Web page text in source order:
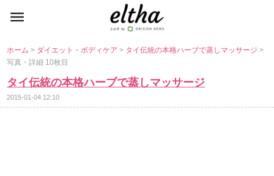
ホーム> ダイエット・ボディケア> タイ伝統の本格ハーブで蒸しマッサージ>
写真・詳細 10枚目
タイ伝統の本格ハーブで蒸しマッサージ
2015-01-04 12:10